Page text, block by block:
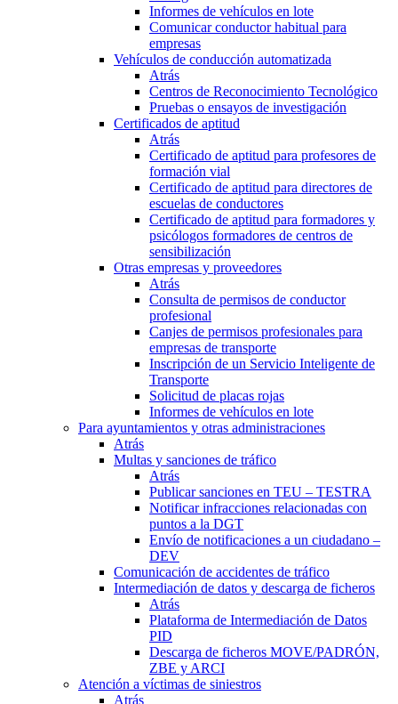
Informes de vehículos en lote
Comunicar conductor habitual para
empresas
Vehículos de conducción automatizada
Atrás
Centros de Reconocimiento Tecnológico
Pruebas o ensayos de investigación
Certificados de aptitud
Atrás
Certificado de aptitud para profesores de
formación vial
Certificado de aptitud para directores de
escuelas de conductores
Certificado de aptitud para formadores y
psicólogos formadores de centros de
sensibilización
Otras empresas y proveedores
Atrás
Consulta de permisos de conductor
profesional
Canjes de permisos profesionales para
empresas de transporte
Inscripción de un Servicio Inteligente de
Transporte
Solicitud de placas rojas
Informes de vehículos en lote
Para ayuntamientos y otras administraciones
Atrás
Multas y sanciones de tráfico
Atrás
Publicar sanciones en TEU – TESTRA
Notificar infracciones relacionadas con
puntos a la DGT
Envío de notificaciones a un ciudadano –
DEV
Comunicación de accidentes de tráfico
Intermediación de datos y descarga de ficheros
Atrás
Plataforma de Intermediación de Datos
PID
Descarga de ficheros MOVE/PADRÓN,
ZBE y ARCI
Atención a víctimas de siniestros
Atrás